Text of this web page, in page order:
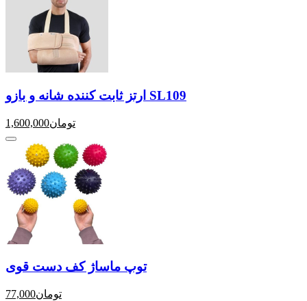
ارتز ثابت کننده شانه و بازو SL109
1,600,000تومان
توپ ماساژ کف دست قوی
77,000تومان